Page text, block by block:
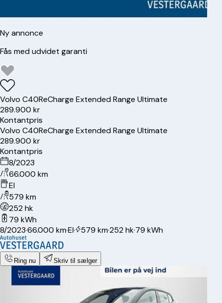
Ny annonce
Fås med udvidet garanti
Volvo C40ReCharge Extended Range Ultimate
289.900 kr
Kontantpris
Volvo C40ReCharge Extended Range Ultimate
289.900 kr
Kontantpris
8/2023
66.000 km
El
579 km
252 hk
79 kWh
8/2023·66.000 km·El· 579 km·252 hk·79 kWh
Ring nu Skriv til sælger